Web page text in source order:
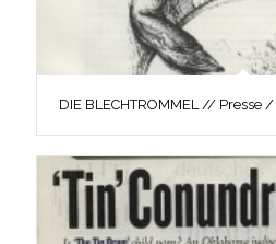
DIE BLECHTROMMEL // Presse